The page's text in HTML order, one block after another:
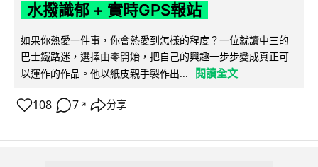
水撥識郁 + 實時GPS報站
如果你熱愛一件事，你會熱愛到怎樣的程度？一位就讀中三的
巴士鐵路迷，選擇由零開始，把自己的興趣一步步變成真正可
以運作的作品。他以紙皮親手製作出...
閱讀全文
108 7 ↗ 分享